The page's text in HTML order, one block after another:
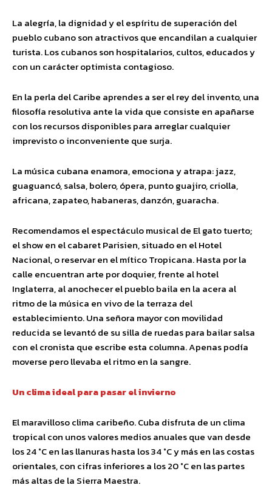
La alegría, la dignidad y el espíritu de superación del
pueblo cubano son atractivos que encandilan a cualquier
turista. Los cubanos son hospitalarios, cultos, educados y
con un carácter optimista contagioso.
En la perla del Caribe aprendes a ser el rey del invento, una
filosofía resolutiva ante la vida que consiste en apañarse
con los recursos disponibles para arreglar cualquier
imprevisto o inconveniente que surja.
La música cubana enamora, emociona y atrapa: jazz,
guaguancó, salsa, bolero, ópera, punto guajiro, criolla,
africana, zapateo, habaneras, danzón, guaracha.
Recomendamos el espectáculo musical de El gato tuerto;
el show en el cabaret Parisien, situado en el Hotel
Nacional, o reservar en el mítico Tropicana. Hasta por la
calle encuentran arte por doquier, frente al hotel
Inglaterra, al anochecer el pueblo baila en la acera al
ritmo de la música en vivo de la terraza del
establecimiento. Una señora mayor con movilidad
reducida se levantó de su silla de ruedas para bailar salsa
con el cronista que escribe esta columna. Apenas podía
moverse pero llevaba el ritmo en la sangre.
Un clima ideal para pasar el invierno
El maravilloso clima caribeño. Cuba disfruta de un clima
tropical con unos valores medios anuales que van desde
los 24 °C en las llanuras hasta los 34 °C y más en las costas
orientales, con cifras inferiores a los 20 °C en las partes
más altas de la Sierra Maestra.